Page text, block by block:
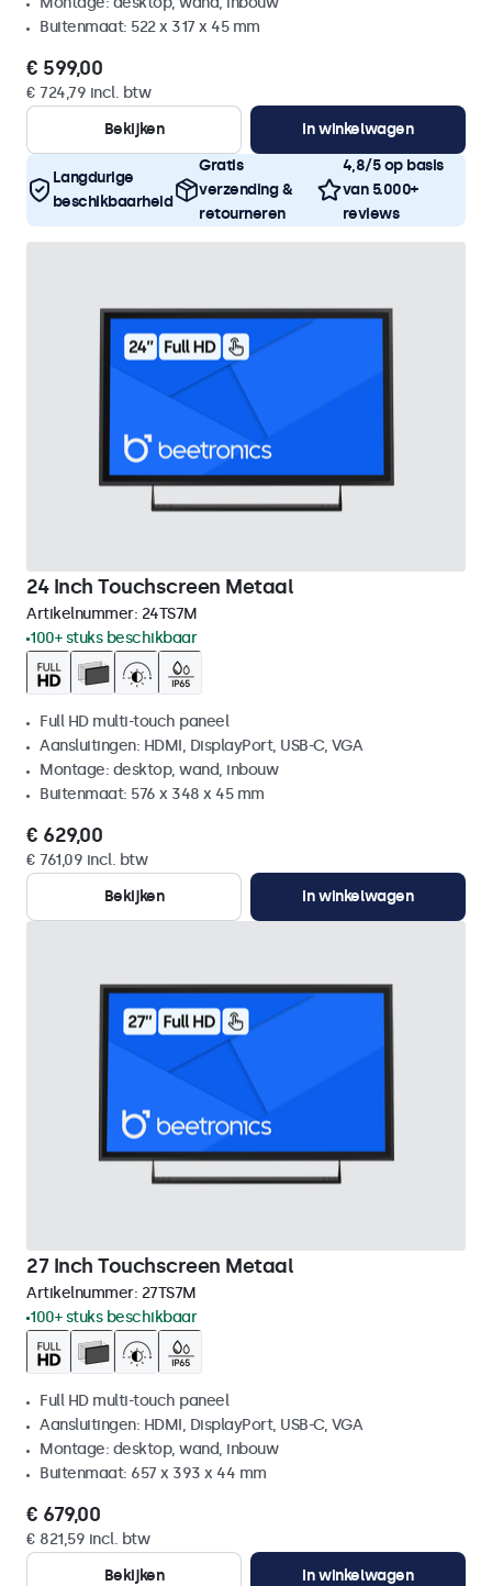
Buitenmaat: 522 x 317 x 45 mm
€ 599,00
€ 724,79 incl. btw
Bekijken
In winkelwagen
Langdurige
beschikbaarheid
Gratis
verzending &
retourneren
4,8/5 op basis
van 5.000+
reviews
24 Inch Touchscreen Metaal
Artikelnummer: 24TS7M
100+ stuks beschikbaar
Full HD multi-touch paneel
Aansluitingen: HDMI, DisplayPort, USB-C, VGA
Montage: desktop, wand, inbouw
Buitenmaat: 576 x 348 x 45 mm
€ 629,00
€ 761,09 incl. btw
Bekijken
In winkelwagen
27 Inch Touchscreen Metaal
Artikelnummer: 27TS7M
100+ stuks beschikbaar
Full HD multi-touch paneel
Aansluitingen: HDMI, DisplayPort, USB-C, VGA
Montage: desktop, wand, inbouw
Buitenmaat: 657 x 393 x 44 mm
€ 679,00
€ 821,59 incl. btw
Bekijken
In winkelwagen